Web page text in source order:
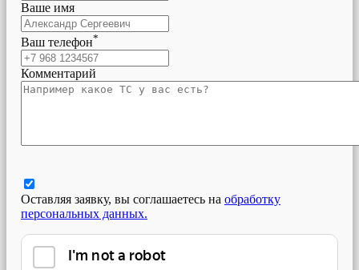
Ваше имя
Ваш телефон*
Комментарий
Оставляя заявку, вы соглашаетесь на обработку
персональных данных.